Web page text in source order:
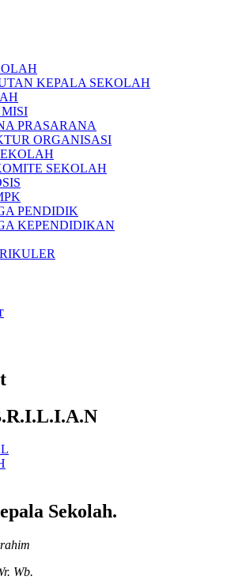
KEPALA SEKOLAH
PRASARANA
ORGANISASI
SEKOLAH
PENDIDIK
KEPENDIDIKAN
Sekolah.
Wb.